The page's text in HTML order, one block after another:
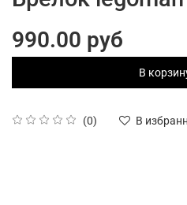
(0) В
990.00 руб
В